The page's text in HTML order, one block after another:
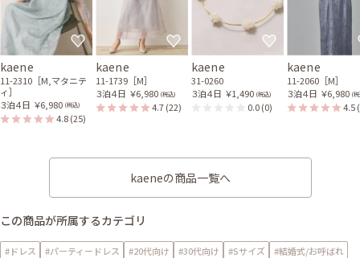
kaene
11-2310［M,マタニテ
ィ］
３泊４日 ￥6,980 (税込)
4.8(25)
kaene
11-1739［M］
３泊４日 ￥6,980 (税込)
4.7(22)
kaene
31-0260
３泊４日 ￥1,490 (税込)
0.0(0)
kaene
11-2060［M］
３泊４日 ￥6,980 (
4.5
kaeneの商品一覧へ
この商品が所属するカテゴリ
#ドレス #パーティードレス #20代向け #30代向け #Sサイズ
#結婚式/お呼ばれ